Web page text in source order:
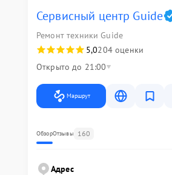
Сервисный центр Guide
Ремонт техники Guide
5,0204 оценки
Открыто до 21:00
Маршрут
ОбзорОтзывы 160
Адрес